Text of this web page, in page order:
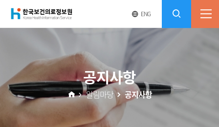
(재)
보
건
ENG영
사
기
전
기
전
체
공지사항
알림마당 공지사항